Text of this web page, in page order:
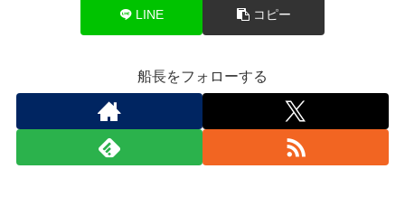
LINE コピー
船長をフォローする